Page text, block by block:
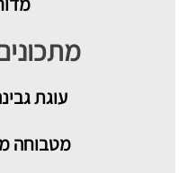
עוגת
מטבוחה